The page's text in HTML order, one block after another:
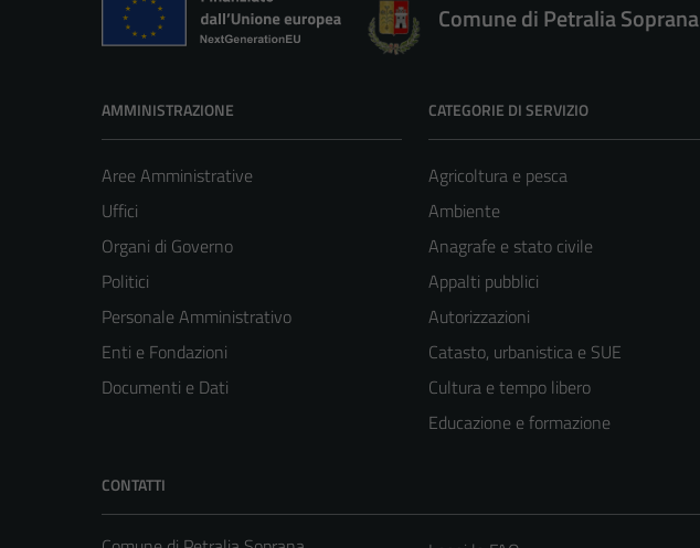
Comune di Petralia Soprana
AMMINISTRAZIONE
Aree Amministrative
Uffici
Organi di Governo
Politici
Personale Amministrativo
Enti e Fondazioni
Documenti e Dati
CATEGORIE DI SERVIZIO
Agricoltura e pesca
Ambiente
Anagrafe e stato civile
Appalti pubblici
Autorizzazioni
Catasto, urbanistica e SUE
Cultura e tempo libero
Educazione e formazione
CONTATTI